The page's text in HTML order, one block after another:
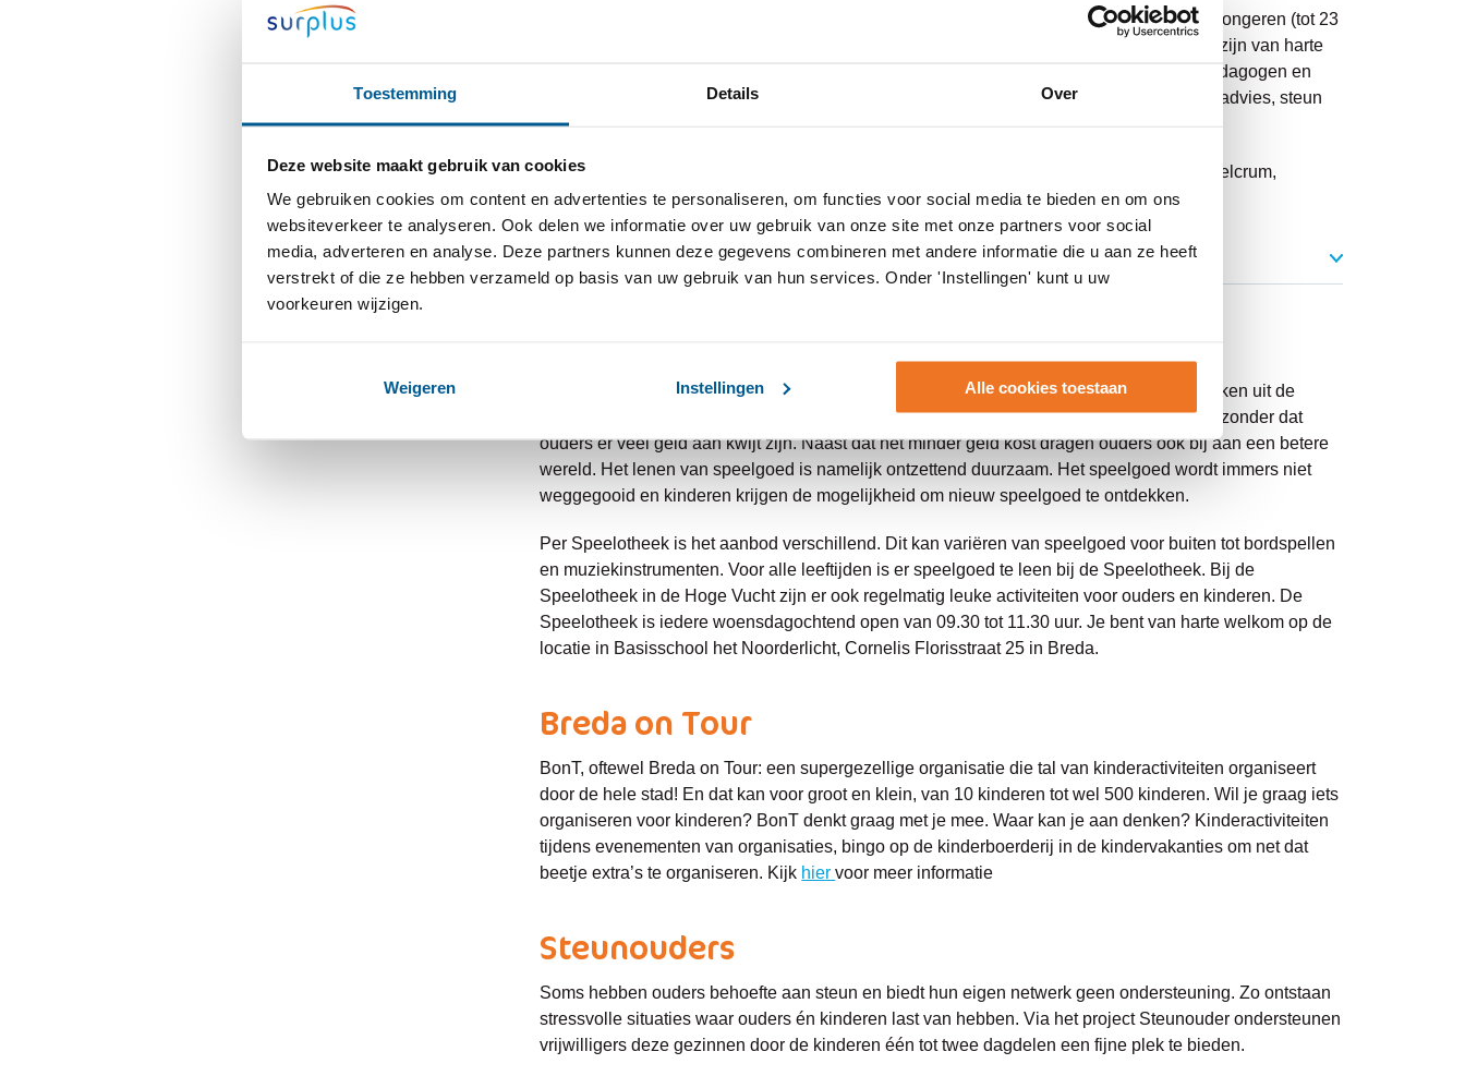
Toestemming Details Over
Deze website maakt gebruik van cookies
We gebruiken cookies om content en advertenties te personaliseren, om functies voor social media te bieden en om ons
websiteverkeer te analyseren. Ook delen we informatie over uw gebruik van onze site met onze partners voor social
media, adverteren en analyse. Deze partners kunnen deze gegevens combineren met andere informatie die u aan ze heeft
verstrekt of die ze hebben verzameld op basis van uw gebruik van hun services. Onder 'Instellingen' kunt u uw
voorkeuren wijzigen.
Weigeren Instellingen Alle cookies toestaan
Het Centrum voor Jeugd en Gezin (CJG) is de plek waar ouders, aanstaande ouders en jongeren (tot 23
jaar) terecht kunnen met allerlei vragen over opvoeden en opgroeien. Ook professionals zijn van harte
welkom in het CJG. In het CJG werken jeugdartsen, verpleegkundigen, logopedisten, pedagogen en
andere deskundigen op het gebied van jeugd samen. Het CJG biedt gratis informatie en advies, steun
en begeleiding, specialistische hulp en coördinatie van zorg.
In de wijken Haage Beemden, Prinsenbeek, de Heuvel, Haagpoort, Tuinzigt, Centrum, Belcrum,
Boeimeer en Princenhage kun je terecht bij WIJS! Breda.
Breda
Een Speelotheek is een plek waar iedereen speelgoed kan lenen, vergelijkbaar met boeken uit de
bibliotheek. Het doel is kinderen de kans te geven met verschillend speelgoed te spelen zonder dat
ouders er veel geld aan kwijt zijn. Naast dat het minder geld kost dragen ouders ook bij aan een betere
wereld. Het lenen van speelgoed is namelijk ontzettend duurzaam. Het speelgoed wordt immers niet
weggegooid en kinderen krijgen de mogelijkheid om nieuw speelgoed te ontdekken.
Per Speelotheek is het aanbod verschillend. Dit kan variëren van speelgoed voor buiten tot bordspellen
en muziekinstrumenten. Voor alle leeftijden is er speelgoed te leen bij de Speelotheek. Bij de
Speelotheek in de Hoge Vucht zijn er ook regelmatig leuke activiteiten voor ouders en kinderen. De
Speelotheek is iedere woensdagochtend open van 09.30 tot 11.30 uur. Je bent van harte welkom op de
locatie in Basisschool het Noorderlicht, Cornelis Florisstraat 25 in Breda.
Breda on Tour
BonT, oftewel Breda on Tour: een supergezellige organisatie die tal van kinderactiviteiten organiseert
door de hele stad! En dat kan voor groot en klein, van 10 kinderen tot wel 500 kinderen. Wil je graag iets
organiseren voor kinderen? BonT denkt graag met je mee. Waar kan je aan denken? Kinderactiviteiten
tijdens evenementen van organisaties, bingo op de kinderboerderij in de kindervakanties om net dat
beetje extra’s te organiseren. Kijk hiervoor meer informatie
Steunouders
Soms hebben ouders behoefte aan steun en biedt hun eigen netwerk geen ondersteuning. Zo ontstaan
stressvolle situaties waar ouders én kinderen last van hebben. Via het project Steunouder ondersteunen
vrijwilligers deze gezinnen door de kinderen één tot twee dagdelen een fijne plek te bieden.